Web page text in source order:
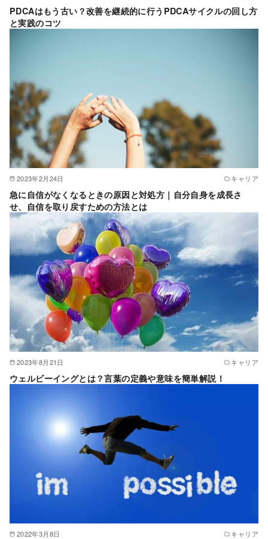
PDCAはもう古い？改善を継続的に行うPDCAサイクルの回し方
と実践のコツ
2023年2月24日 キャリア
急に自信がなくなるときの原因と対処方｜自分自身を成長さ
せ、自信を取り戻すための方法とは
2023年8月21日 キャリア
ウェルビーイングとは？言葉の定義や意味を簡単解説！
2022年3月8日 キャリア